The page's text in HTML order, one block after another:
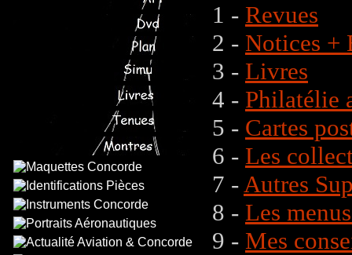
1 - Revues
2 - Notices +
3 - Livres
4 - Philatélie
5 - Cartes
6 - Les
7 -Autres
8 - Les
9 - Mes